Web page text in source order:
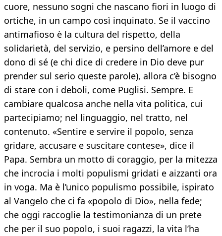
cuore, nessuno sogni che nascano fiori in luogo di
ortiche, in un campo così inquinato. Se il vaccino
antimafioso è la cultura del rispetto, della
solidarietà, del servizio, e persino dell’amore e del
dono di sé (e chi dice di credere in Dio deve pur
prender sul serio queste parole), allora c’è bisogno
di stare con i deboli, come Puglisi. Sempre. E
cambiare qualcosa anche nella vita politica, cui
partecipiamo; nel linguaggio, nel tratto, nel
contenuto. «Sentire e servire il popolo, senza
gridare, accusare e suscitare contese», dice il
Papa. Sembra un motto di coraggio, per la mitezza
che incrocia i molti populismi gridati e aizzanti ora
in voga. Ma è l’unico populismo possibile, ispirato
al Vangelo che ci fa «popolo di Dio», nella fede;
che oggi raccoglie la testimonianza di un prete
che per il suo popolo, i suoi ragazzi, la vita l’ha